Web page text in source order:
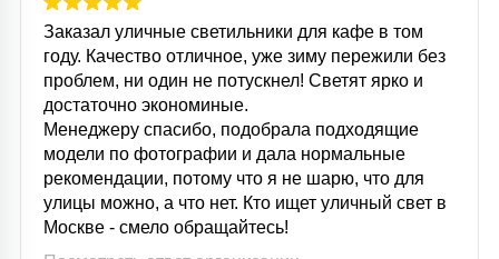
Заказал уличные светильники для кафе в том
году. Качество отличное, уже зиму пережили без
проблем, ни один не потускнел! Светят ярко и
достаточно экономиные.
Менеджеру спасибо, подобрала подходящие
модели по фотографии и дала нормальные
рекомендации, потому что я не шарю, что для
улицы можно, а что нет. Кто ищет уличный свет в
Москве - смело обращайтесь!